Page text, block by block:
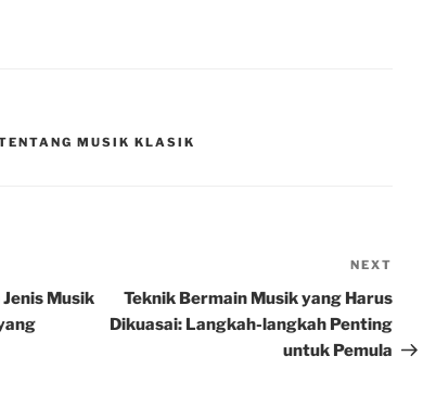
MUSIK KLASIK
Musik
Post
NEXT
Teknik Bermain Musik yang Harus
Dikuasai: Langkah-langkah Penting
untuk Pemula